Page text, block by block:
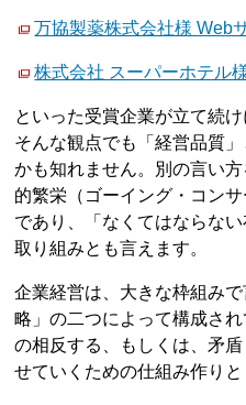
万協製薬株式会社様 Web
株式会社 スーパーホテル
といった受賞企業が立て続
そんな観点でも「経営品質
かも知れません。別の言い
的繁栄（ゴーイング・コン
であり、「なくてはならな
取り組みとも言えます。
企業経営は、大きな枠組み
略」の二つによって構成さ
の相反する、もしくは、矛
せていくための仕組み作りと